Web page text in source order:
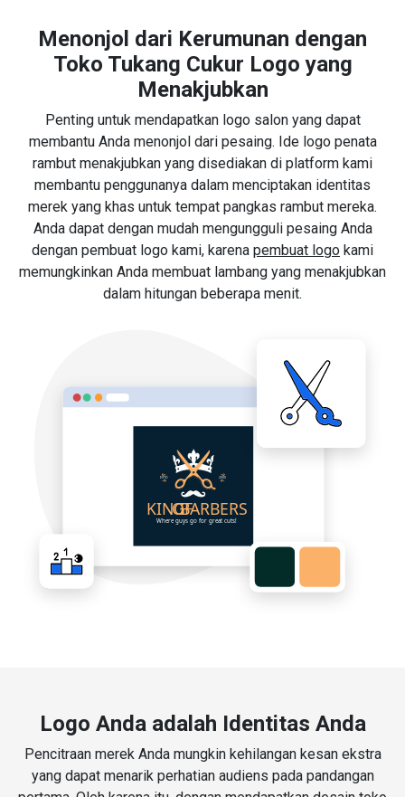
Menonjol dari Kerumunan dengan
Toko Tukang Cukur Logo yang
Menakjubkan
Penting untuk mendapatkan logo salon yang dapat
membantu Anda menonjol dari pesaing. Ide logo penata
rambut menakjubkan yang disediakan di platform kami
membantu penggunanya dalam menciptakan identitas
merek yang khas untuk tempat pangkas rambut mereka.
Anda dapat dengan mudah mengungguli pesaing Anda
dengan pembuat logo kami, karena pembuat logo kami
memungkinkan Anda membuat lambang yang menakjubkan
dalam hitungan beberapa menit.
Logo Anda adalah Identitas Anda
Pencitraan merek Anda mungkin kehilangan kesan ekstra
yang dapat menarik perhatian audiens pada pandangan